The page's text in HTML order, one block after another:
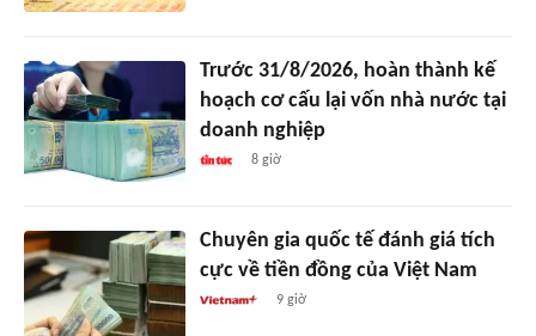
Trước 31/8/2026, hoàn thành kế
hoạch cơ cấu lại vốn nhà nước tại
doanh nghiệp
8 giờ
Chuyên gia quốc tế đánh giá tích
cực về tiền đồng của Việt Nam
9 giờ